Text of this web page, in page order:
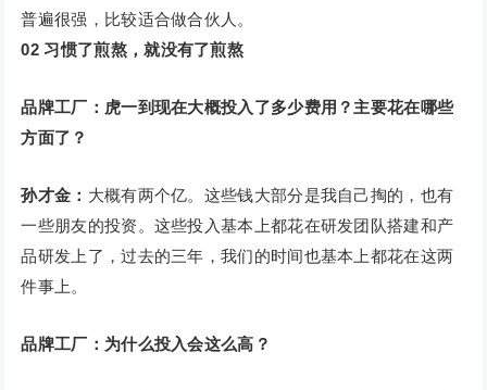
普遍很强，比较适合做合伙人。
02 习惯了煎熬，就没有了煎熬
品牌工厂：虎一到现在大概投入了多少费用？主要花在哪些
方面了？
孙才金： 大概有两个亿。这些钱大部分是我自己掏的，也有
一些朋友的投资。这些投入基本上都花在研发团队搭建和产
品研发上了，过去的三年，我们的时间也基本上都花在这两
件事上。
品牌工厂：为什么投入会这么高？